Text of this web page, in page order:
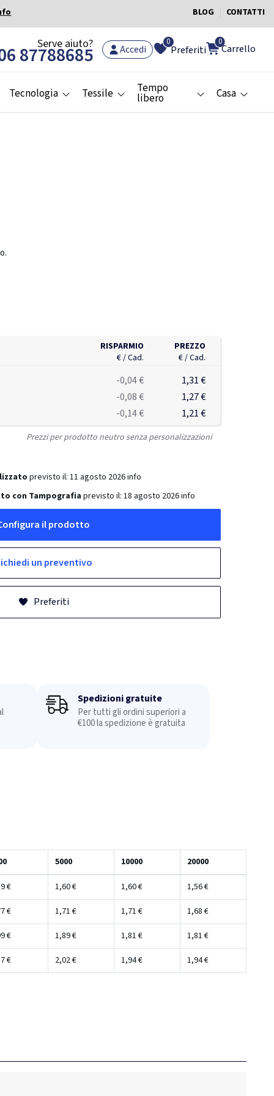
BLOG CONTATTI
Serve aiuto?
87788685 Accedi Preferiti
0 0
Carrello
Tecnologia Tessile Tempo
libero Casa
RISPARMIO
€ / Cad.
PREZZO
€ / Cad.
-0,04 €
1,31 €
-0,08 €
1,27 €
-0,14 €
1,21 €
Prezzi per prodotto neutro senza personalizzazioni
previsto il: 11 agosto 2026info
con Tampografia previsto il: 18 agosto 2026info
il prodotto
un preventivo
Preferiti
Spedizioni gratuite
Per tutti gli ordini superiori a
€100 la spedizione è gratuita
5000 10000 20000
€ 1,60 € 1,60 €
1,56 €
€
1,71 € 1,71 €
1,68 €
€
1,89 € 1,81 €
1,81 €
€
2,02 € 1,94 € 1,94 €